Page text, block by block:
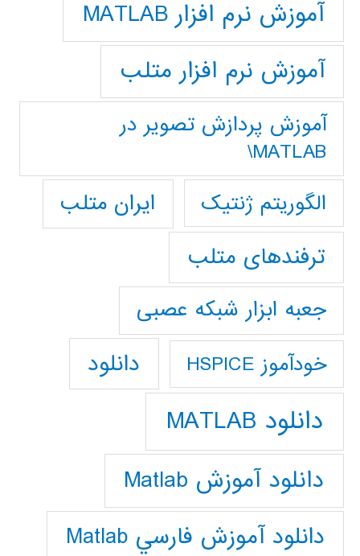
آموزش نرم افزار MATLAB
آموزش نرم افزار متلب
آموزش پردازش تصوير در
MATLAB\
الگوریتم ژنتیک
ایران متلب
ترفندهای متلب
جعبه ابزار شبکه عصبی
خودآموز HSPICE دانلود
دانلود MATLAB
دانلود آموزش Matlab
دانلود آموزش فارسي Matlab